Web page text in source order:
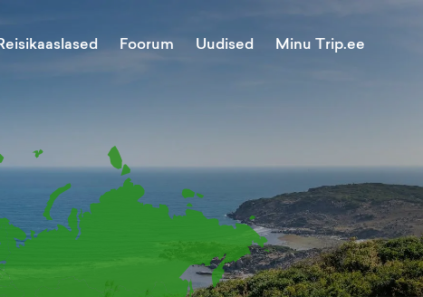
Foorum Uudised Minu Trip.ee